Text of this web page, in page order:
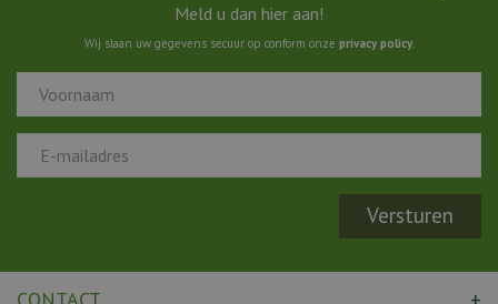
Meld u dan hier aan!
Wij slaan uw gegevens secuur op conform onze privacy policy.
CONTACT